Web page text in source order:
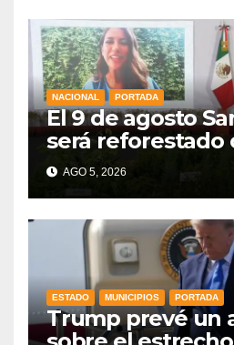
NACIONAL PORTADA
El 9 de agosto
será reforestado
como parte de la
Nacional a la que
AGO 5, 2026
ESTADO MUNICIPIOS PORTADA
Trump prevé un